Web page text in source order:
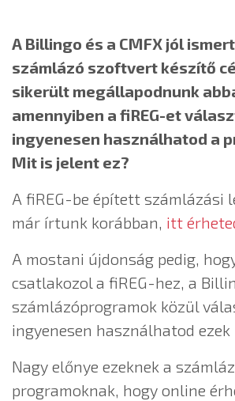
A Billingo és a CMFX jól
számlázó szoftvert készítő
sikerült megállapodnunk
amennyiben a fiREG-et
ingyenesen használhatod a
Mit is jelent ez?
A fiREG-be épített számlázási
már írtunk korábban, itt
A mostani újdonság pedig,
csatlakozol a fiREG-hez, a
számlázóprogramok közül
ingyenesen használhatod
Nagy előnye ezeknek a
programoknak, hogy online